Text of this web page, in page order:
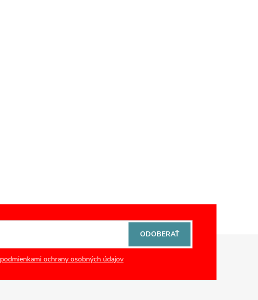
podmienkami ochrany osobných údajov
ODOBERAŤ